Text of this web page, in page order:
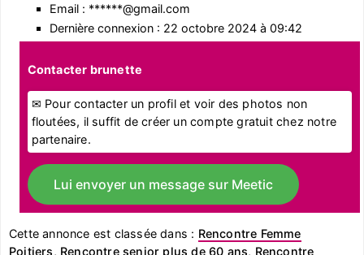
Email : ******@gmail.com
Dernière connexion : 22 octobre 2024 à 09:42
Contacter brunette
✉ Pour contacter un profil et voir des photos non
floutées, il suffit de créer un compte gratuit chez notre
partenaire.
Lui envoyer un message sur Meetic
Cette annonce est classée dans : Rencontre Femme
Poitiers, Rencontre senior plus de 60 ans, Rencontre